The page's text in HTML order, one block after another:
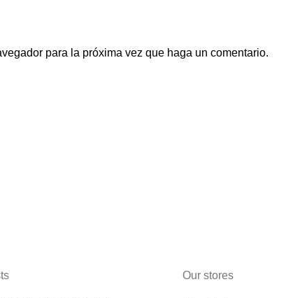
para la próxima vez que haga un comentario.
Our stores